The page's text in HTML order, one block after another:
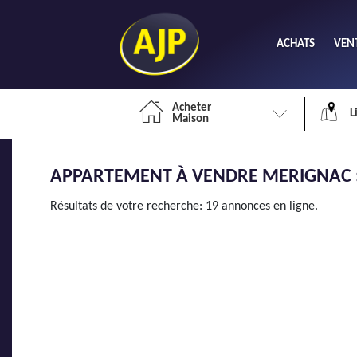
ACHATS
Acheter
Maison
APPARTEMENT À VENDRE
Résultats de votre recherche: 19 annonces en ligne.